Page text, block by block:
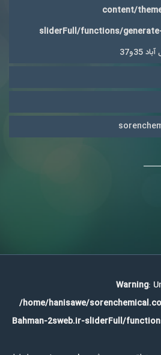
content/
sliderFull/functions/
Warning:
/home/hanisawe/
Bahman-2sweb.ir-sliderFull/